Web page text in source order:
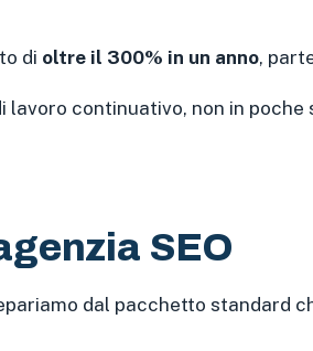
di oltre il 300% in un anno,
continuativo, non in
SEO
dal pacchetto standard